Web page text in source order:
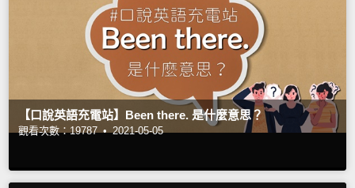
【口說英語充電站】Been there. 是什麼意思？
觀看次數：19787 • 2021-05-05